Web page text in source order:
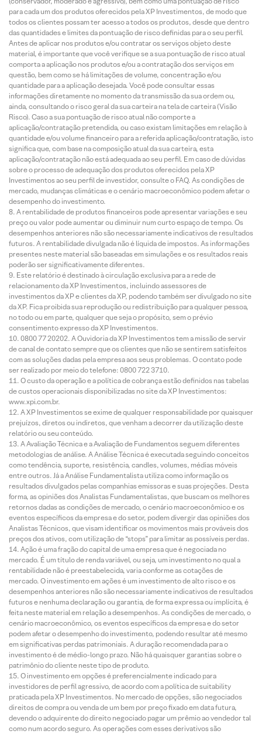
para cada um dos produtos oferecidos pela XP Investimentos, de modo que
todos os clientes possam ter acesso a todos os produtos, desde que dentro
das quantidades e limites da pontuação de risco definidas para o seu perfil.
Antes de aplicar nos produtos e/ou contratar os serviços objeto deste
material, é importante que você verifique se a sua pontuação de risco atual
comporta a aplicação nos produtos e/ou a contratação dos serviços em
questão, bem como se há limitações de volume, concentração e/ou
quantidade para a aplicação desejada. Você pode consultar essas
informações diretamente no momento da transmissão da sua ordem ou,
ainda, consultando o risco geral da sua carteira na tela de carteira (Visão
Risco). Caso a sua pontuação de risco atual não comporte a
aplicação/contratação pretendida, ou caso existam limitações em relação à
quantidade e/ou volume financeiro para a referida aplicação/contratação, isto
significa que, com base na composição atual da sua carteira, esta
aplicação/contratação não está adequada ao seu perfil. Em caso de dúvidas
sobre o processo de adequação dos produtos oferecidos pela XP
Investimentos ao seu perfil de investidor, consulte o FAQ. As condições de
mercado, mudanças climáticas e o cenário macroeconômico podem afetar o
desempenho do investimento.
A rentabilidade de produtos financeiros pode apresentar variações e seu
preço ou valor pode aumentar ou diminuir num curto espaço de tempo. Os
desempenhos anteriores não são necessariamente indicativos de resultados
futuros. A rentabilidade divulgada não é líquida de impostos. As informações
presentes neste material são baseadas em simulações e os resultados reais
poderão ser significativamente diferentes.
Este relatório é destinado à circulação exclusiva para a rede de
relacionamento da XP Investimentos, incluindo assessores de
investimentos da XP e clientes da XP, podendo também ser divulgado no site
da XP. Fica proibida sua reprodução ou redistribuição para qualquer pessoa,
no todo ou em parte, qualquer que seja o propósito, sem o prévio
consentimento expresso da XP Investimentos.
0800 77 20202. A Ouvidoria da XP Investimentos tem a missão de servir
de canal de contato sempre que os clientes que não se sentirem satisfeitos
com as soluções dadas pela empresa aos seus problemas. O contato pode
ser realizado por meio do telefone: 0800 722 3710.
O custo da operação e a política de cobrança estão definidos nas tabelas
de custos operacionais disponibilizadas no site da XP Investimentos:
www.xpi.com.br.
A XP Investimentos se exime de qualquer responsabilidade por quaisquer
prejuízos, diretos ou indiretos, que venham a decorrer da utilização deste
relatório ou seu conteúdo.
A Avaliação Técnica e a Avaliação de Fundamentos seguem diferentes
metodologias de análise. A Análise Técnica é executada seguindo conceitos
como tendência, suporte, resistência, candles, volumes, médias móveis
entre outros. Já a Análise Fundamentalista utiliza como informação os
resultados divulgados pelas companhias emissoras e suas projeções. Desta
forma, as opiniões dos Analistas Fundamentalistas, que buscam os melhores
retornos dadas as condições de mercado, o cenário macroeconômico e os
eventos específicos da empresa e do setor, podem divergir das opiniões dos
Analistas Técnicos, que visam identificar os movimentos mais prováveis dos
preços dos ativos, com utilização de “stops” para limitar as possíveis perdas.
Ação é uma fração do capital de uma empresa que é negociada no
mercado. É um título de renda variável, ou seja, um investimento no qual a
rentabilidade não é preestabelecida, varia conforme as cotações de
mercado. O investimento em ações é um investimento de alto risco e os
desempenhos anteriores não são necessariamente indicativos de resultados
futuros e nenhuma declaração ou garantia, de forma expressa ou implícita, é
feita neste material em relação a desempenhos. As condições de mercado, o
cenário macroeconômico, os eventos específicos da empresa e do setor
podem afetar o desempenho do investimento, podendo resultar até mesmo
em significativas perdas patrimoniais. A duração recomendada para o
investimento é de médio-longo prazo. Não há quaisquer garantias sobre o
patrimônio do cliente neste tipo de produto.
O investimento em opções é preferencialmente indicado para
investidores de perfil agressivo, de acordo com a política de suitability
praticada pela XP Investimentos. No mercado de opções, são negociados
direitos de compra ou venda de um bem por preço fixado em data futura,
devendo o adquirente do direito negociado pagar um prêmio ao vendedor tal
como num acordo seguro. As operações com esses derivativos são